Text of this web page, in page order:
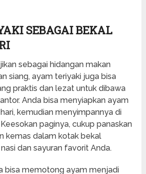
SEBAGAI BEKAL
sebagai hidangan makan
siang, ayam teriyaki juga bisa
praktis dan lezat untuk dibawa
Anda bisa menyiapkan ayam
kemudian menyimpannya di
paginya, cukup panaskan
kemas dalam kotak bekal
dan sayuran favorit Anda.
bisa memotong ayam menjadi